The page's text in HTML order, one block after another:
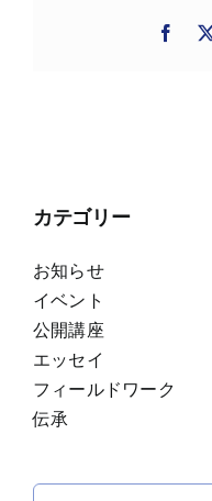
カテゴリー
お知らせ
イベント
公開講座
エッセイ
フィールドワーク
伝承